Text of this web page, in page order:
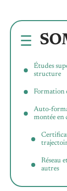
Études
structure
Formation
Auto-
montée en
Réseau
autres